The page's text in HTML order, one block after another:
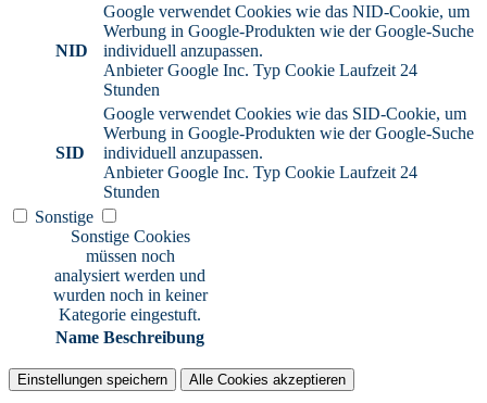
NID
Google verwendet Cookies wie das NID-Cookie, um
Werbung in Google-Produkten wie der Google-Suche
individuell anzupassen.
Anbieter Google Inc. Typ Cookie Laufzeit 24
Stunden
SID
Google verwendet Cookies wie das SID-Cookie, um
Werbung in Google-Produkten wie der Google-Suche
individuell anzupassen.
Anbieter Google Inc. Typ Cookie Laufzeit 24
Stunden
Sonstige
Sonstige Cookies
müssen noch
analysiert werden und
wurden noch in keiner
Kategorie eingestuft.
Name Beschreibung
Einstellungen speichern Alle Cookies akzeptieren